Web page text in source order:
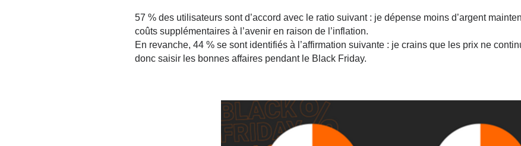
57 % des utilisateurs sont d’accord avec le ratio suivant : je dépense moins d’argent
coûts supplémentaires à l’avenir en raison de l’inflation.
En revanche, 44 % se sont identifiés à l’affirmation suivante : je crains que les prix ne
donc saisir les bonnes affaires pendant le Black Friday.